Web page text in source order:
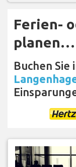
Ferien-
planen…
Buchen Sie